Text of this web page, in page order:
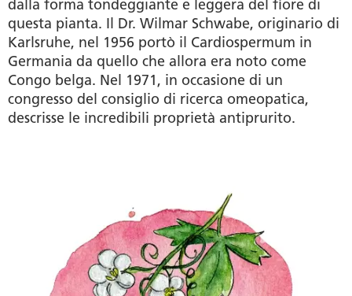
dalla forma tondeggiante e leggera del fiore di
questa pianta. Il Dr. Wilmar Schwabe, originario di
Karlsruhe, nel 1956 portò il Cardiospermum in
Germania da quello che allora era noto come
Congo belga. Nel 1971, in occasione di un
congresso del consiglio di ricerca omeopatica,
descrisse le incredibili proprietà antiprurito.